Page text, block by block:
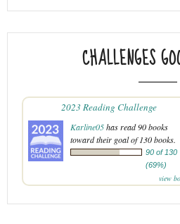
CHALLENGES
2023 Reading Challenge
Karline05has read 90 books
toward their goal of 130 books.
90 of 130
(69%)
view